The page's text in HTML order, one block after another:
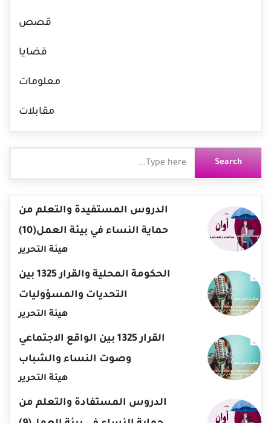
قصص
قضايا
معلومات
مقابلات
الدروس المستفيدة والتعلم من
حماية النساء في بيئة العمل(10)
هيئة التحرير
الحكومة المحلية والقرار 1325 بين
التحديات والمسؤوليات
هيئة التحرير
القرار 1325 بين الواقع الاجتماعي
وصوت النساء والشباب
هيئة التحرير
الدروس المستفادة والتعلم من